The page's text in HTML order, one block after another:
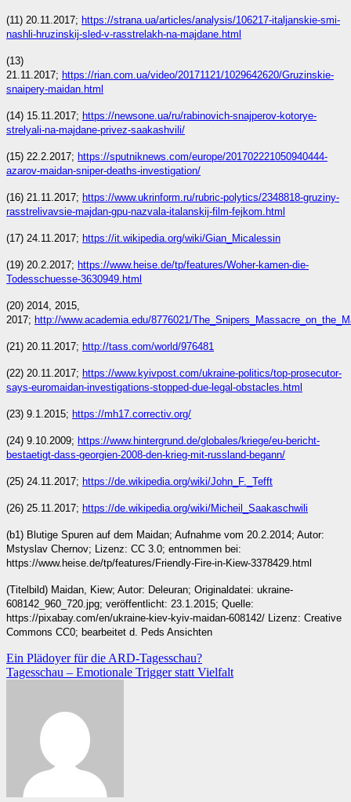
(11) 20.11.2017; https://strana.ua/articles/analysis/106217-italjanskie-smi-
nashli-hruzinskij-sled-v-rasstrelakh-na-majdane.html
(13)
21.11.2017; https://rian.com.ua/video/20171121/1029642620/Gruzinskie-
snaipery-maidan.html
(14) 15.11.2017; https://newsone.ua/ru/rabinovich-snajperov-kotorye-
strelyali-na-majdane-privez-saakashvili/
(15) 22.2.2017; https://sputniknews.com/europe/201702221050940444-
azarov-maidan-sniper-deaths-investigation/
(16) 21.11.2017; https://www.ukrinform.ru/rubric-polytics/2348818-gruziny-
rasstrelivavsie-majdan-gpu-nazvala-italanskij-film-fejkom.html
(17) 24.11.2017; https://it.wikipedia.org/wiki/Gian_Micalessin
(19) 20.2.2017; https://www.heise.de/tp/features/Woher-kamen-die-
Todesschuesse-3630949.html
(20) 2014, 2015,
2017; http://www.academia.edu/8776021/
(21) 20.11.2017; http://tass.com/world/976481
(22) 20.11.2017; https://www.kyivpost.com/ukraine-politics/top-prosecutor-
says-euromaidan-investigations-stopped-due-legal-obstacles.html
(23) 9.1.2015; https://mh17.correctiv.org/
(24) 9.10.2009; https://www.hintergrund.de/globales/kriege/eu-bericht-
bestaetigt-dass-georgien-2008-den-krieg-mit-russland-begann/
(25) 24.11.2017; https://de.wikipedia.org/wiki/John_F._Tefft
(26) 25.11.2017; https://de.wikipedia.org/wiki/Micheil_Saakaschwili
(b1) Blutige Spuren auf dem Maidan; Aufnahme vom 20.2.2014; Autor:
Mstyslav Chernov; Lizenz: CC 3.0; entnommen bei:
https://www.heise.de/tp/features/Friendly-Fire-in-Kiew-3378429.html
(Titelbild) Maidan, Kiew; Autor: Deleuran; Originaldatei: ukraine-
608142_960_720.jpg; veröffentlicht: 23.1.2015; Quelle:
https://pixabay.com/en/ukraine-kiev-kyiv-maidan-608142/ Lizenz: Creative
Commons CC0; bearbeitet d. Peds Ansichten
Beitragsnavigation
Ein Plädoyer für die ARD-Tagesschau?
Tagesschau – Emotionale Trigger statt Vielfalt